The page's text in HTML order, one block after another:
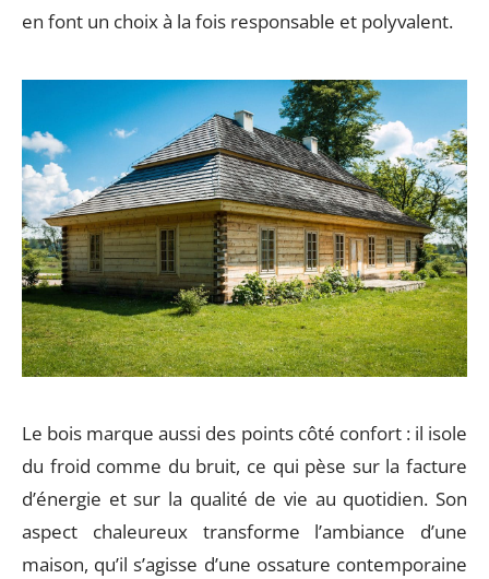
en font un choix à la fois responsable et polyvalent.
Le bois marque aussi des points côté confort : il isole
du froid comme du bruit, ce qui pèse sur la facture
d’énergie et sur la qualité de vie au quotidien. Son
aspect chaleureux transforme l’ambiance d’une
maison, qu’il s’agisse d’une ossature contemporaine